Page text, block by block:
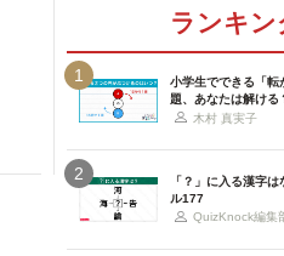
ランキン
1
小学生でできる「転
題、あなたは解ける
木村 真実子
2
「？」に入る漢字
ル177
QuizKnock編集